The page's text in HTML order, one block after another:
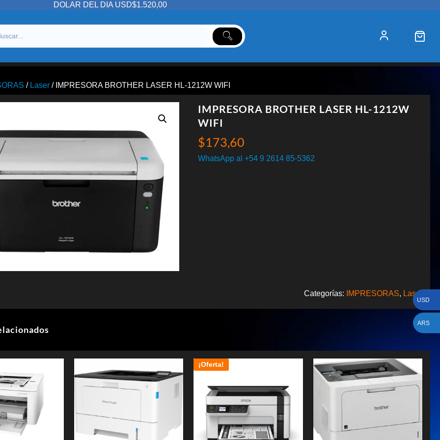
DOLAR DEL DIA USD$1.520,00
/ Laser / IMPRESORA BROTHER LASER HL-1212W WIFI
IMPRESORA BROTHER LASER HL-1212W
WIFI
$173,60
WhatsApp al +54 9 2614 85-5362
Categorías: IMPRESORAS, Laser
¡Oferta!
USD
ARS